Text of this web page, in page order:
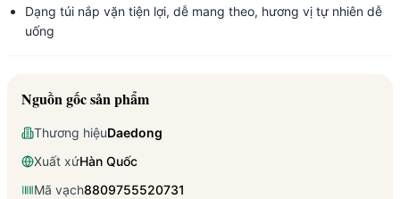
Dạng túi nắp vặn tiện lợi, dễ mang theo, hương vị tự nhiên dễ
uống
Nguồn gốc sản phẩm
Thương hiệuDaedong
Xuất xứHàn Quốc
Mã vạch8809755520731